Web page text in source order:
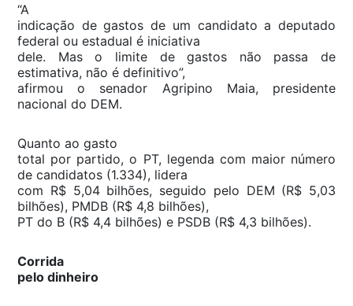
“A
indicação de gastos de um candidato a deputado
federal ou estadual é iniciativa
dele. Mas o limite de gastos não passa de
estimativa, não é definitivo”,
afirmou o senador Agripino Maia, presidente
nacional do DEM.
Quanto ao gasto
total por partido, o PT, legenda com maior número
de candidatos (1.334), lidera
com R$ 5,04 bilhões, seguido pelo DEM (R$ 5,03
bilhões), PMDB (R$ 4,8 bilhões),
PT do B (R$ 4,4 bilhões) e PSDB (R$ 4,3 bilhões).
Corrida
pelo dinheiro